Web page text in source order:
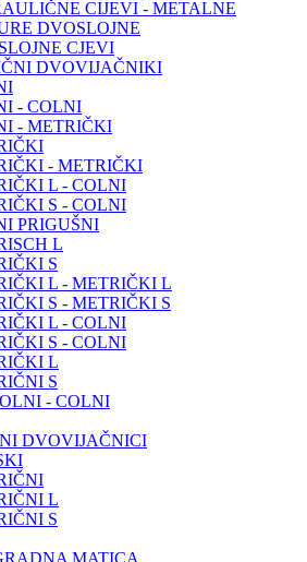
CIJEVI - METALNE
DVOSLOJNE
CJEVI
DVOVIJAČNIKI
- COLNI
- METRIČKI
- METRIČKI
L - COLNI
S - COLNI
PRIGUŠNI
L
S
L - METRIČKI L
S - METRIČKI S
L - COLNI
S - COLNI
L
S
- COLNI
DVOVIJAČNICI
L
S
MATICA